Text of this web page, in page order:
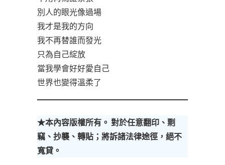
別人的眼光像過場
我才是我的方向
我不再替誰而發光
只為自己綻放
當我學會好好愛自己
世界也變得溫柔了
★本內容版權所有。 對於任意翻印、剽
竊、抄襲、轉貼；將訴諸法律途徑，絕不
寬貸。